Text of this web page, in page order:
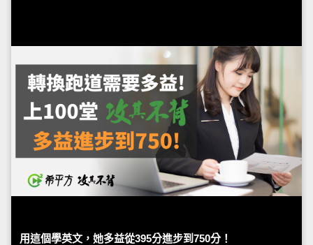
用這個學英文，她多益從395分進步到750分！